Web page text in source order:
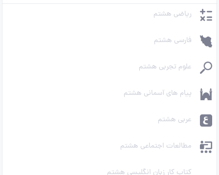
ریاضی هشتم
فارسی هشتم
علوم تجربی هشتم
پیام های آسمانی هشتم
عربی هشتم
مطالعات اجتماعی هشتم